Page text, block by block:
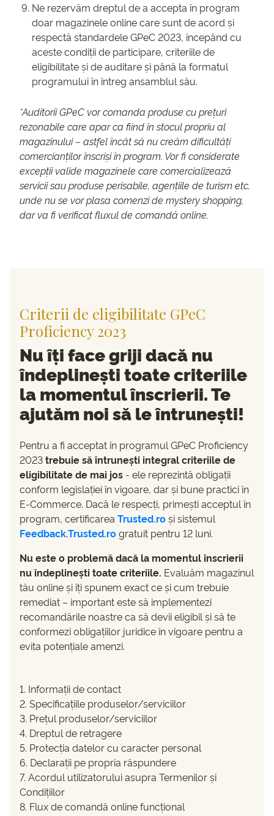
Ne rezervăm dreptul de a accepta în program
doar magazinele online care sunt de acord și
respectă standardele GPeC 2023, începând cu
aceste condiții de participare, criteriile de
eligibilitate și de auditare și până la formatul
programului în întreg ansamblul său.
*Auditorii GPeC vor comanda produse cu prețuri
rezonabile care apar ca fiind în stocul propriu al
magazinului – astfel încât să nu creăm dificultăți
comercianților înscriși în program. Vor fi considerate
excepții valide magazinele care comercializează
servicii sau produse perisabile, agențiile de turism etc.
unde nu se vor plasa comenzi de mystery shopping,
dar va fi verificat fluxul de comandă online.
Criterii de eligibilitate GPeC
Proficiency 2023
Nu îți face griji dacă nu
îndeplinești toate criteriile
la momentul înscrierii. Te
ajutăm noi să le întrunești!
Pentru a fi acceptat în programul GPeC Proficiency
2023trebuie să întrunești integral criteriile de
eligibilitate de mai jos - ele reprezintă obligații
conform legislației în vigoare, dar și bune practici în
E-Commerce. Dacă le respecți, primești acceptul în
program, certificarea Trusted.roși sistemul
Feedback.Trusted.rogratuit pentru 12 luni.
Nu este o problemă dacă la momentul înscrierii
nu îndeplinești toate criteriile. Evaluăm magazinul
tău online și îți spunem exact ce și cum trebuie
remediat – important este să implementezi
recomandările noastre ca să devii eligibil și să te
conformezi obligațiilor juridice în vigoare pentru a
evita potențiale amenzi.
1. Informații de contact
2. Specificațiile produselor/serviciilor
3. Prețul produselor/serviciilor
4. Dreptul de retragere
5. Protecția datelor cu caracter personal
6. Declarații pe propria răspundere
7. Acordul utilizatorului asupra Termenilor și
Condițiilor
8. Flux de comandă online funcțional